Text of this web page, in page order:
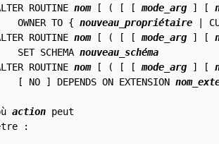
ROUTINE nom [ ( [ [ mode_arg ] [
OWNER TO {
nouveau_propriétaire |
ROUTINE nom [ ( [ [ mode_arg ] [
SET SCHEMA
nouveau_schéma
ROUTINE nom [ ( [ [ mode_arg ] [
[ NO ] DEPENDS ON EXTENSION
action peut
: